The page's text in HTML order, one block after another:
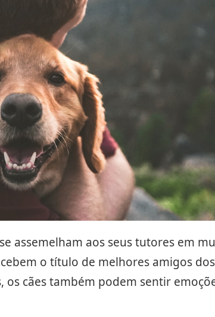
assemelham aos seus tutores em
o título de melhores amigos
os cães também podem sentir